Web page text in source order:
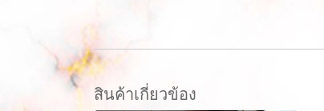
สินค้าเกี่ยวข้อง